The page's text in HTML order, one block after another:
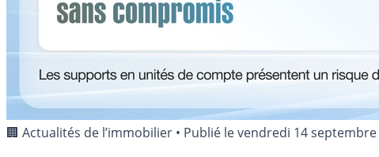
🏢 Actualités de l’immobilier • Publié levendredi 14 septembre